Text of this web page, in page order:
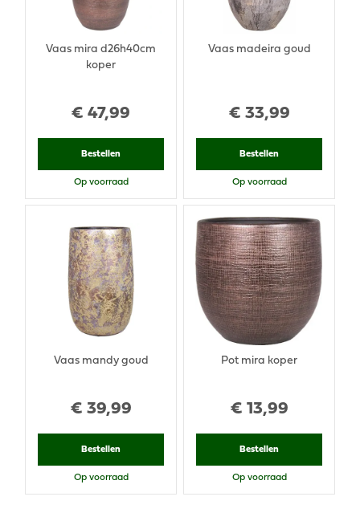
€ 47,99
Vaas mira d26h40cm
koper
Bestellen
Op voorraad
€ 33,99
Vaas madeira goud
Bestellen
Op voorraad
€ 39,99
Vaas mandy goud
Bestellen
Op voorraad
€ 13,99
Pot mira koper
Bestellen
Op voorraad